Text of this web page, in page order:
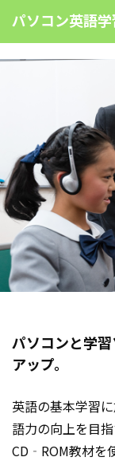
パソコン英語学
パソコンと学
アップ。
英語の基本学習
語力の向上を目
CD‐ROM教材を